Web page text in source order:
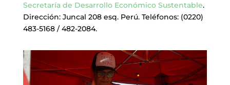
Secretaría de Desarrollo Económico Sustentable.
Dirección: Juncal 208 esq. Perú. Teléfonos: (0220)
483-5168 / 482-2084.